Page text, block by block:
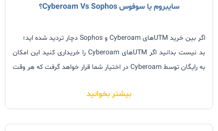
سایبروم یا سوفوس Cyberoam Vs Sophos؟
اگر بین خرید UTMهای Cyberoam و Sophos دچار تردید شده اید؛
بد نیست بدانید اگر UTMهای Cyberoam را خریداری کنید این امکان
به رایگان توسط Cyberoam در اختیار شما قرار خواهد گرفت که هر وقت
کنید و یا دستگاه خود را با Sophos-OS بوت کنید و درصورت انصراف
دوباره به Cyberoam برگردید.
بیشتر بخوانید